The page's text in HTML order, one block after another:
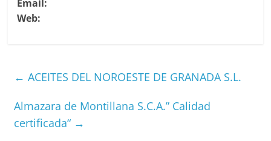
Email:
Web:
← ACEITES DEL NOROESTE DE GRANADA S.L.
Almazara de Montillana S.C.A.” Calidad
certificada“ →